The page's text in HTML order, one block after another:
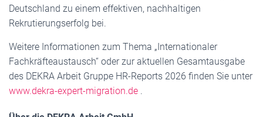
Deutschland zu einem effektiven, nachhaltigen
Rekrutierungserfolg bei.
Weitere Informationen zum Thema „Internationaler
Fachkräfteaustausch“ oder zur aktuellen Gesamtausgabe
des DEKRA Arbeit Gruppe HR-Reports 2026 finden Sie unter
www.dekra-expert-migration.de .